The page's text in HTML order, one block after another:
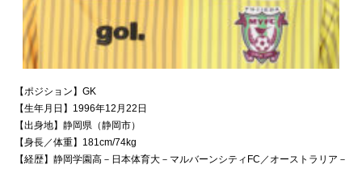
【ポジション】GK
【生年月日】1996年12月22日
【出身地】静岡県（静岡市）
【身長／体重】181cm/74kg
【経歴】静岡学園高－日本体育大－マルバーンシティFC／オーストラリア－